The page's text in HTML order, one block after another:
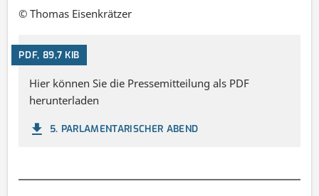
© Thomas Eisenkrätzer
PDF, 89,7 KIB
Hier können Sie die Pressemitteilung als PDF
herunterladen
5. PARLAMENTARISCHER ABEND